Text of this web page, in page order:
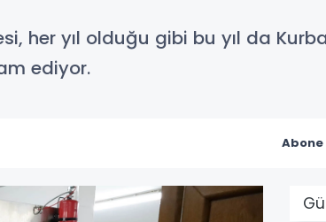
her yıl olduğu gibi bu yıl da
ediyor.
Abone